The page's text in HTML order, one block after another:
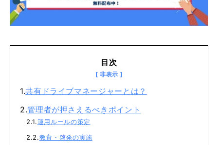
目次
共有ドライブマネージャーとは？
管理者が押さえるべきポイント
運用ルールの策定
教育・啓発の実施